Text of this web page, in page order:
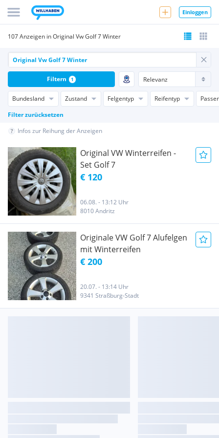
Einloggen
107 Anzeigen in Original Vw Golf 7 Winter
Bundesland Zustand Felgentyp Reifentyp
Filter zurücksetzen
Filtern 1
Infos zur Reihung der Anzeigen
Original VW Winterreifen -
Set Golf 7
€ 120
06.08. - 13:12 Uhr
8010 Andritz
Originale VW Golf 7 Alufelgen
mit Winterreifen
€ 200
20.07. - 13:14 Uhr
9341 Straßburg-Stadt